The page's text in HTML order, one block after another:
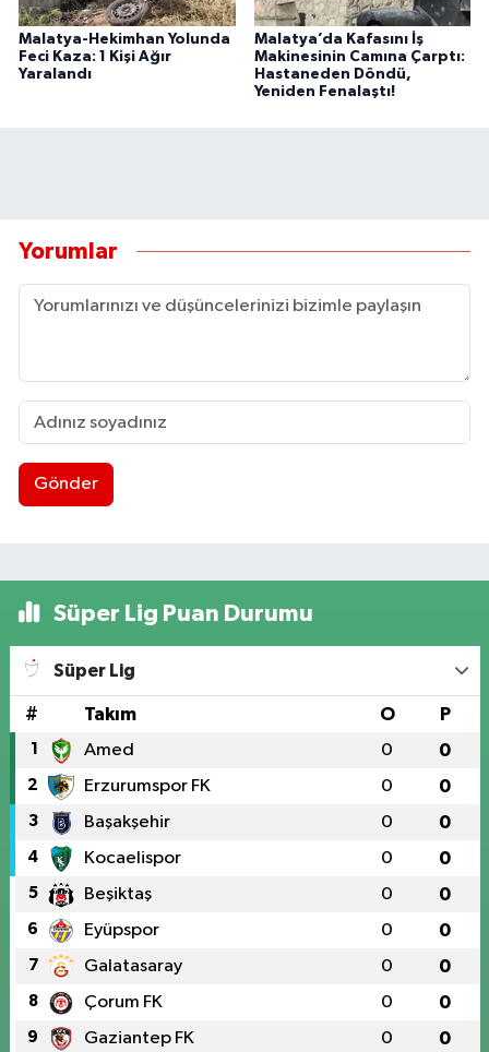
Malatya-Hekimhan Yolunda
Feci Kaza: 1 Kişi Ağır
Yaralandı
Malatya’da Kafasını İş
Makinesinin Camına Çarptı:
Hastaneden Döndü,
Yeniden Fenalaştı!
Yorumlar
Gönder
Süper Lig Puan Durumu
Süper Lig
# Takım O P
1 Amed 0 0
2 Erzurumspor FK 0 0
3 Başakşehir 0 0
4 Kocaelispor 0 0
5 Beşiktaş 0 0
6 Eyüpspor 0 0
7 Galatasaray 0 0
8 Çorum FK 0 0
9 Gaziantep FK 0 0